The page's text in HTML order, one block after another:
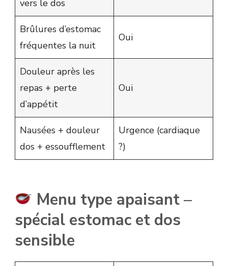
vers le dos
Brûlures d’estomac
fréquentes la nuit
Oui
Douleur après les
repas + perte
d’appétit
Oui
Nausées + douleur
dos + essoufflement
Urgence (cardiaque
?)
Menu type apaisant –
spécial estomac et dos
sensible